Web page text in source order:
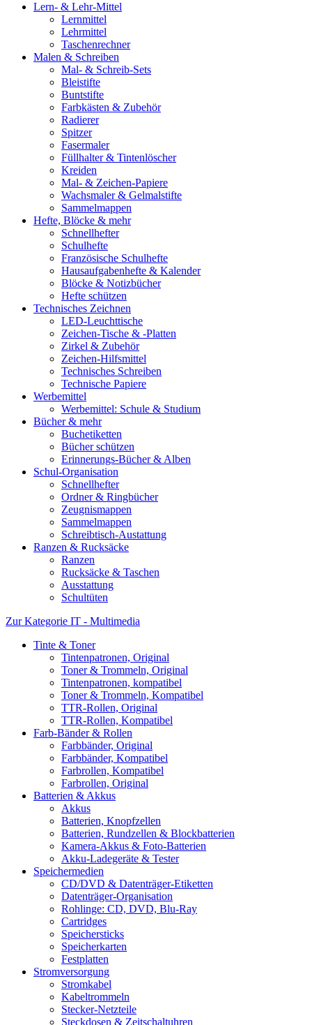
Lern- & Lehr-Mittel
Lernmittel
Lehrmittel
Taschenrechner
Malen & Schreiben
Mal- & Schreib-Sets
Bleistifte
Buntstifte
Farbkästen & Zubehör
Radierer
Spitzer
Fasermaler
Füllhalter & Tintenlöscher
Kreiden
Mal- & Zeichen-Papiere
Wachsmaler & Gelmalstifte
Sammelmappen
Hefte, Blöcke & mehr
Schnellhefter
Schulhefte
Französische Schulhefte
Hausaufgabenhefte & Kalender
Blöcke & Notizbücher
Hefte schützen
Technisches Zeichnen
LED-Leuchttische
Zeichen-Tische & -Platten
Zirkel & Zubehör
Zeichen-Hilfsmittel
Technisches Schreiben
Technische Papiere
Werbemittel
Werbemittel: Schule & Studium
Bücher & mehr
Buchetiketten
Bücher schützen
Erinnerungs-Bücher & Alben
Schul-Organisation
Schnellhefter
Ordner & Ringbücher
Zeugnismappen
Sammelmappen
Schreibtisch-Austattung
Ranzen & Rucksäcke
Ranzen
Rucksäcke & Taschen
Ausstattung
Schultüten
Zur Kategorie IT - Multimedia
Tinte & Toner
Tintenpatronen, Original
Toner & Trommeln, Original
Tintenpatronen, kompatibel
Toner & Trommeln, Kompatibel
TTR-Rollen, Original
TTR-Rollen, Kompatibel
Farb-Bänder & Rollen
Farbbänder, Original
Farbbänder, Kompatibel
Farbrollen, Kompatibel
Farbrollen, Original
Batterien & Akkus
Akkus
Batterien, Knopfzellen
Batterien, Rundzellen & Blockbatterien
Kamera-Akkus & Foto-Batterien
Akku-Ladegeräte & Tester
Speichermedien
CD/DVD & Datenträger-Etiketten
Datenträger-Organisation
Rohlinge: CD, DVD, Blu-Ray
Cartridges
Speichersticks
Speicherkarten
Festplatten
Stromversorgung
Stromkabel
Kabeltrommeln
Stecker-Netzteile
Steckdosen & Zeitschaltuhren